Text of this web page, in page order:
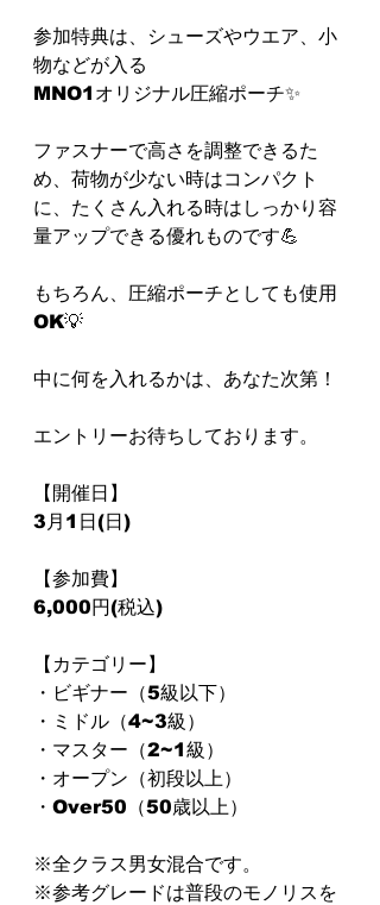
参加特典は、シューズやウエア、小
物などが入る
MNO1オリジナル圧縮ポーチ✨
ファスナーで高さを調整できるた
め、荷物が少ない時はコンパクト
に、たくさん入れる時はしっかり容
量アップできる優れものです💪
もちろん、圧縮ポーチとしても使用
OK💡
中に何を入れるかは、あなた次第！
エントリーお待ちしております。
【開催日】⁡
⁡3月1日(日)
【参加費】⁡
⁡6,000円(税込)
【カテゴリー】
・ビギナー（5級以下）
・ミドル（4~3級）
・マスター（2~1級）
・オープン（初段以上）
・Over50（50歳以上）
※全クラス男女混合です。
※⁡参考グレードは普段のモノリスを